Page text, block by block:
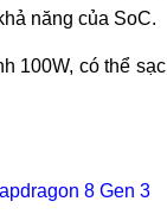
năng của SoC.
100W, có thể
8 Gen 3